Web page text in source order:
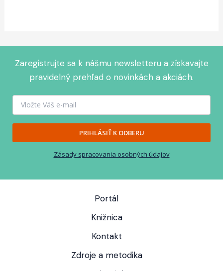
Zaregistrujte sa k nášmu newsletteru a získavajte
pravidelný prehľad o novinkách a akciách.
PRIHLÁSIŤ K ODBERU
Zásady spracovania osobných údajov
Portál
Knižnica
Kontakt
Zdroje a metodika